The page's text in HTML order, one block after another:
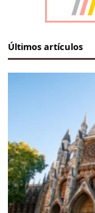
Últimos artículos